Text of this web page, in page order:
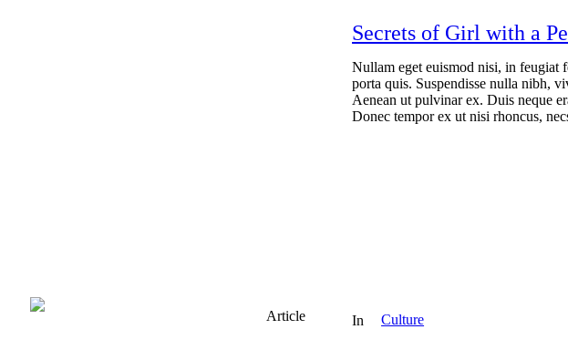
Secrets of Girl with a
Nullam eget euismod nisi, in feugiat
porta quis. Suspendisse nulla nibh,
Aenean ut pulvinar ex. Duis neque
Donec tempor ex ut nisi rhoncus,
Article In Culture